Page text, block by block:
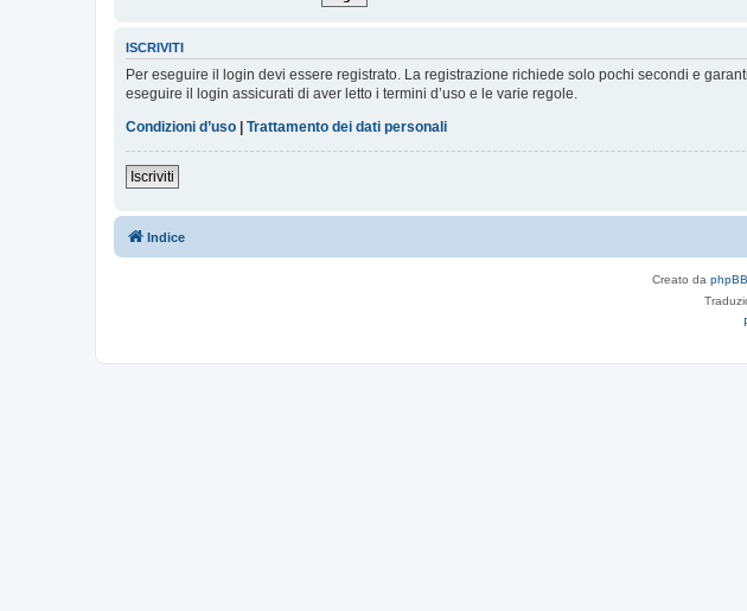
ISCRIVITI
Per eseguire il login devi essere registrato. La registrazione richiede solo pochi secondi e
eseguire il login assicurati di aver letto i termini d’uso e le varie regole.
Condizioni d’uso
Trattamento dei dati personali
Iscriviti
Indice
Creato da phpBB